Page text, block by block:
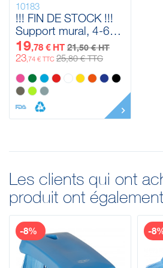
10183
!!! FIN DE STOCK !!!
Support mural, 4-6
Produits Vikan, 395
mm
19,78 € HT 21,50 € HT
23,74 € TTC 25,80 € TTC
Les clients qui ont
produit ont
-8% -